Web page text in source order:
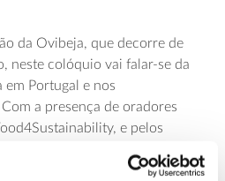
da Ovibeja, que decorre de
neste colóquio vai falar-se da
em Portugal e nos
a presença de oradores
e pelos
e Agro-Alimentar do Alentejo,